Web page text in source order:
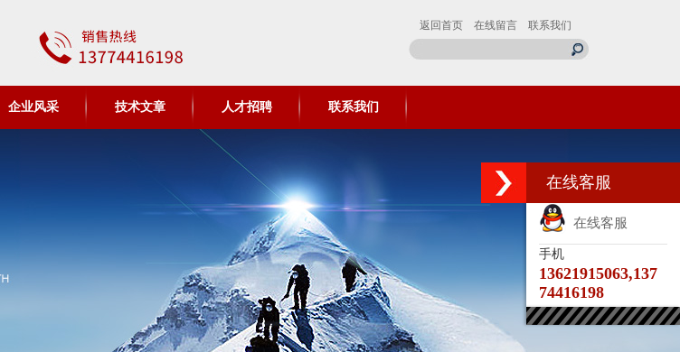
返回首页 在线留言 联系我们
企业风采 技术文章 人才招聘 联系我们
在线客服
在线客服
手机
13621915063,137
74416198